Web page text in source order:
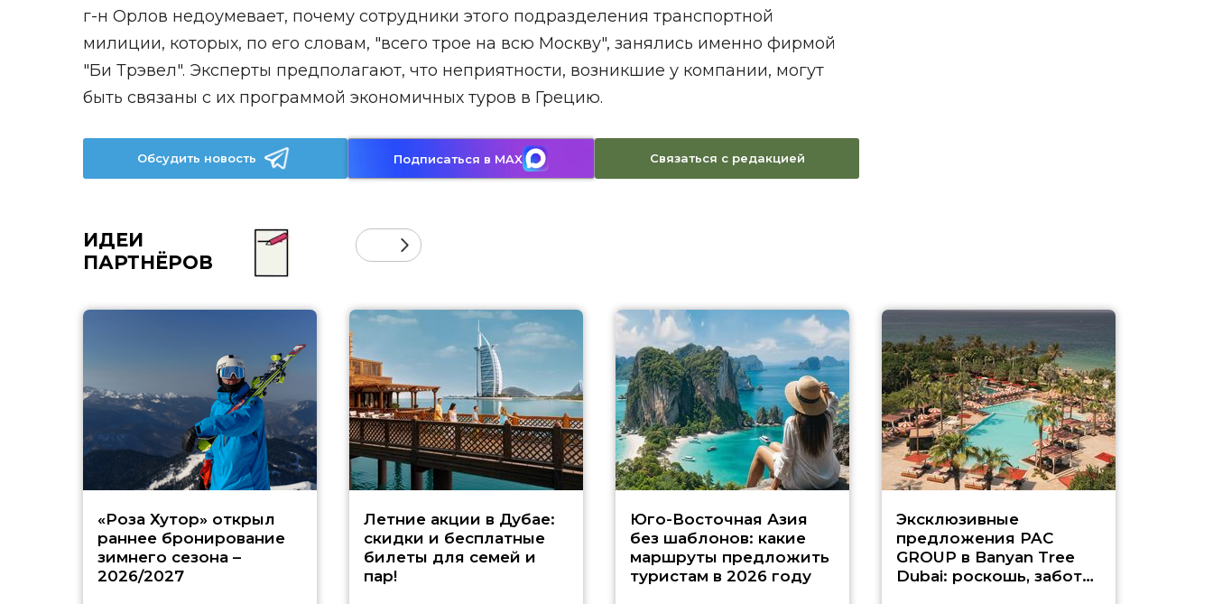
г-н Орлов недоумевает, почему сотрудники этого подразделения транспортной
милиции, которых, по его словам, "всего трое на всю Москву", занялись именно фирмой
"Би Трэвел". Эксперты предполагают, что неприятности, возникшие у компании, могут
быть связаны с их программой экономичных туров в Грецию.
Обсудить новость Подписаться в MAX Связаться с редакцией
ИДЕИ
ПАРТНЁРОВ
«Роза Хутор» открыл
раннее бронирование
зимнего сезона –
2026/2027
Летние акции в Дубае:
скидки и бесплатные
билеты для семей и
пар!
Юго-Восточная Азия
без шаблонов: какие
маршруты предложить
туристам в 2026 году
Эксклюзивные
предложения PAC
GROUP в Banyan Tree
Dubai: роскошь, забота